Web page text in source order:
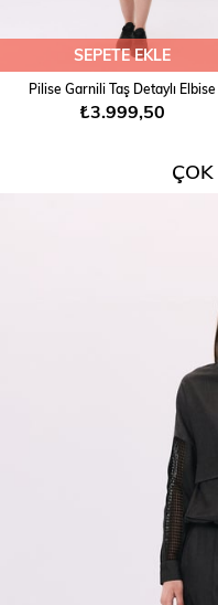
SEPETE EKLE
Pilise Garnili Taş Detaylı Elbise
₺3.999,50